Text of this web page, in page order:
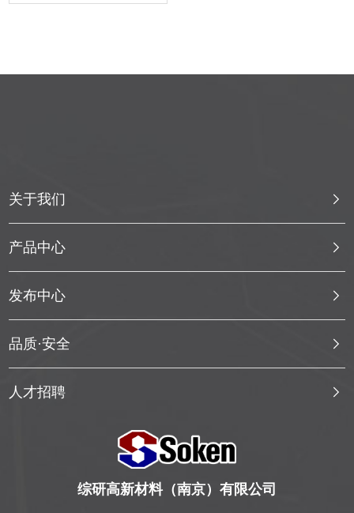
综研高新材料（南京）有限公司
关于我们
产品中心
发布中心
品质·安全
人才招聘